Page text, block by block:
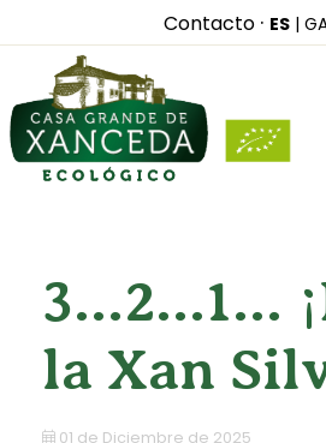
Contacto · ES |
Inicio
Blog
Productos
¿Dónde
3...2...1...
la Xan
01 de Diciembre de 2025